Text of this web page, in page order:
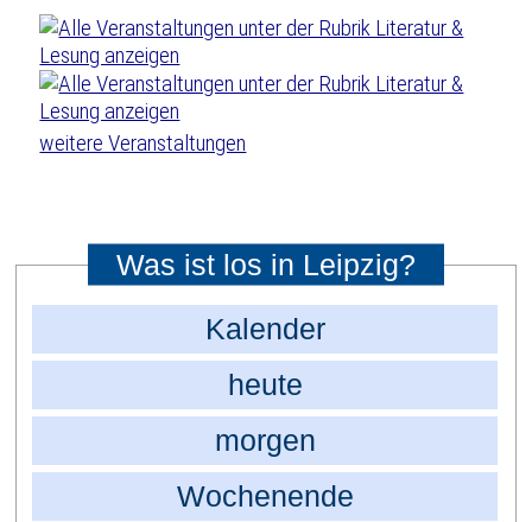
weitere Veranstaltungen
Was ist los in Leipzig?
Kalender
heute
morgen
Wochenende